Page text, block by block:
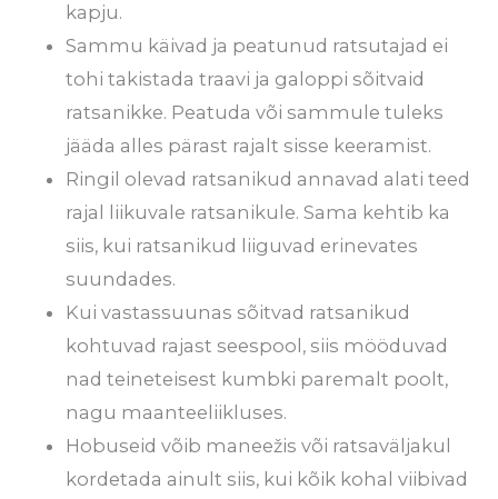
kapju.
Sammu käivad ja peatunud ratsutajad ei
tohi takistada traavi ja galoppi sõitvaid
ratsanikke. Peatuda või sammule tuleks
jääda alles pärast rajalt sisse keeramist.
Ringil olevad ratsanikud annavad alati teed
rajal liikuvale ratsanikule. Sama kehtib ka
siis, kui ratsanikud liiguvad erinevates
suundades.
Kui vastassuunas sõitvad ratsanikud
kohtuvad rajast seespool, siis mööduvad
nad teineteisest kumbki paremalt poolt,
nagu maanteeliikluses.
Hobuseid võib maneežis või ratsaväljakul
kordetada ainult siis, kui kõik kohal viibivad